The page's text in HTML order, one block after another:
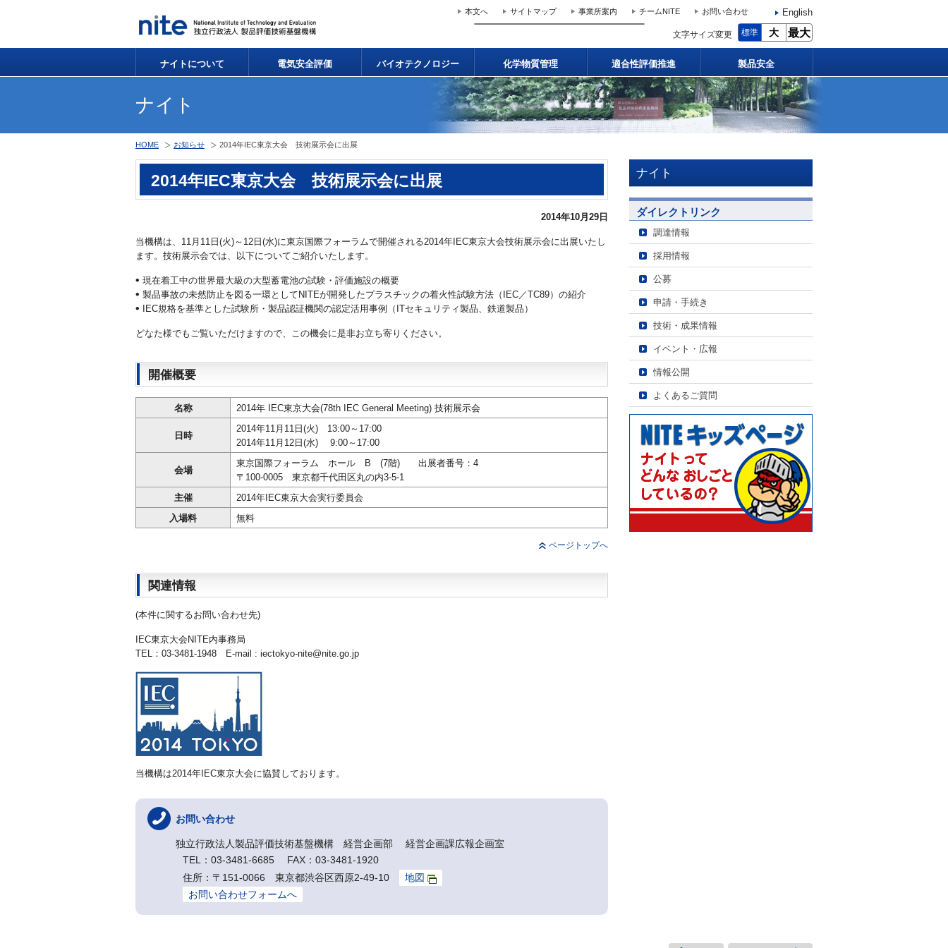
本文へ サイトマップ 事業所案内 チームNITE お問い合わせ English
文字サイズ変更 標準 大 最大
ナイトについて 電気安全評価 バイオテクノロジー 化学物質管理 適合性評価推進 製品安全
ナイト
HOME お知らせ 2014年IEC東京大会 技術展示会に出展
2014年IEC東京大会 技術展示会に出展
2014年10月29日
当機構は、11月11日(火)～12日(水)に東京国際フォーラムで開催される2014年IEC東京大会技術展示会に出展いたし
ます。技術展示会では、以下についてご紹介いたします。
現在着工中の世界最大級の大型蓄電池の試験・評価施設の概要
製品事故の未然防止を図る一環としてNITEが開発したプラスチックの着火性試験方法（IEC／TC89）の紹介
IEC規格を基準とした試験所・製品認証機関の認定活用事例（ITセキュリティ製品、鉄道製品）
どなた様でもご覧いただけますので、この機会に是非お立ち寄りください。
開催概要
名称 2014年 IEC東京大会(78th IEC General Meeting) 技術展示会
日時
2014年11月11日(火) 13:00～17:00
2014年11月12日(水) 9:00～17:00
会場
東京国際フォーラム ホール B (7階) 出展者番号：4
〒100-0005 東京都千代田区丸の内3-5-1
主催
2014年IEC東京大会実行委員会
入場料
無料
ページトップへ
関連情報
(本件に関するお問い合わせ先)
IEC東京大会NITE内事務局
TEL：03-3481-1948 E-mail : iectokyo-nite@nite.go.jp
当機構は2014年IEC東京大会に協賛しております。
お問い合わせ
独立行政法人製品評価技術基盤機構 経営企画部 経営企画課広報企画室
TEL：03-3481-6685 FAX：03-3481-1920
住所：〒151-0066 東京都渋谷区西原2-49-10
地図
お問い合わせフォームへ
ナイト
ダイレクトリンク
調達情報
採用情報
公募
申請・手続き
技術・成果情報
イベント・広報
情報公開
よくあるご質問